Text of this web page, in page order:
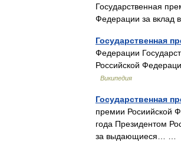
Государственная
Федерации за вклад
Государственная
Федерации
Российской
Википедия
Государственная
премии Росиийской
года Президентом
за выдающиеся… …